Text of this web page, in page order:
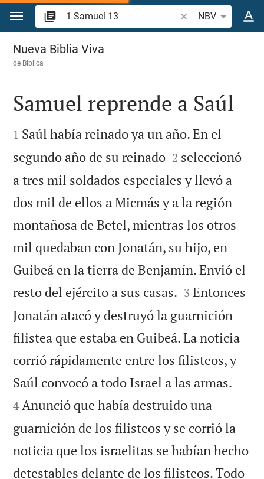
Ir a un contenido
Buscar versículo
NBV
1 Samuel 13
Nueva Biblia Viva
de Biblica

Samuel reprende a Saúl

1 Saúl había reinado ya un año. En el
segundo año de su reinado
2 seleccionó
a tres mil soldados especiales y llevó a
dos mil de ellos a Micmás y a la región
montañosa de Betel, mientras los otros
mil quedaban con Jonatán, su hijo, en
Guibeá en la tierra de Benjamín. Envió el
resto del ejército a sus casas. 

3 Entonces
Jonatán atacó y destruyó la guarnición
filistea que estaba en Guibeá. La noticia
corrió rápidamente entre los filisteos, y
Saúl convocó a todo Israel a las armas.
4 Anunció que había destruido una
guarnición de los filisteos y se corrió la
noticia que los israelitas se habían hecho
detestables delante de los filisteos. Todo